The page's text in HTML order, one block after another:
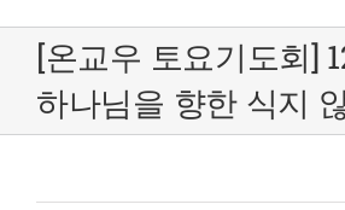
[온교우 토요기도회]
하나님을 향한 식지